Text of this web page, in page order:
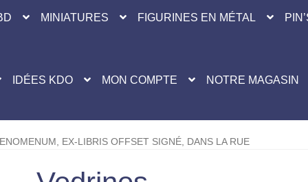
MINIATURES FIGURINES EN MÉTAL
IDÉES KDO MON COMPTE NOTRE MAGASIN
EX-LIBRIS OFFSET SIGNÉ, DANS LA RUE